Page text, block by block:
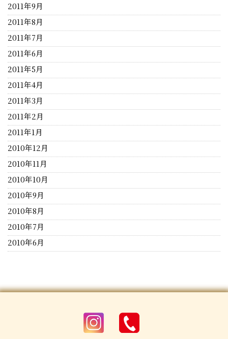
2011年9月
2011年8月
2011年7月
2011年6月
2011年5月
2011年4月
2011年3月
2011年2月
2011年1月
2010年12月
2010年11月
2010年10月
2010年9月
2010年8月
2010年7月
2010年6月